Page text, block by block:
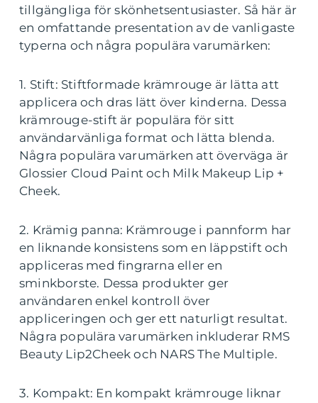
tillgängliga för skönhetsentusiaster. Så här är
en omfattande presentation av de vanligaste
typerna och några populära varumärken:
1. Stift: Stiftformade krämrouge är lätta att
applicera och dras lätt över kinderna. Dessa
krämrouge-stift är populära för sitt
användarvänliga format och lätta blenda.
Några populära varumärken att överväga är
Glossier Cloud Paint och Milk Makeup Lip +
Cheek.
2. Krämig panna: Krämrouge i pannform har
en liknande konsistens som en läppstift och
appliceras med fingrarna eller en
sminkborste. Dessa produkter ger
användaren enkel kontroll över
appliceringen och ger ett naturligt resultat.
Några populära varumärken inkluderar RMS
Beauty Lip2Cheek och NARS The Multiple.
3. Kompakt: En kompakt krämrouge liknar